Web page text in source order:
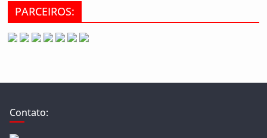
PARCEIROS:
Contato: